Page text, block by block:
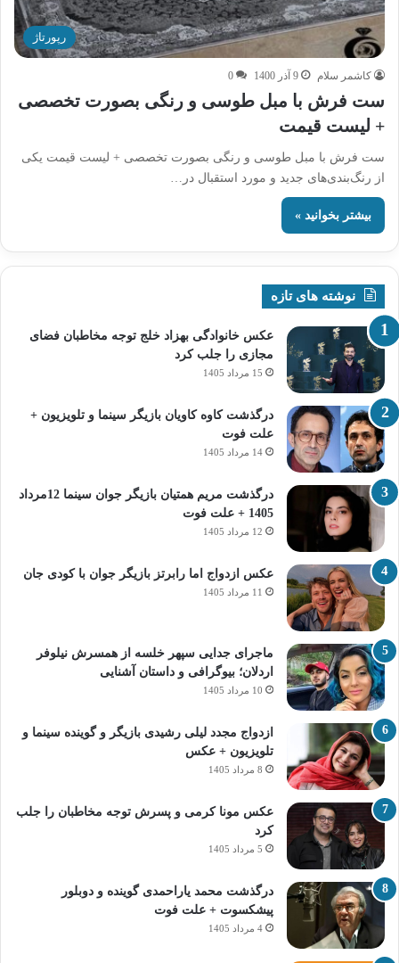
رپورتاژ
کاشمر سلام 9 آذر 1400 0
ست فرش با مبل طوسی و رنگی بصورت تخصصی
+ لیست قیمت
ست فرش با مبل طوسی و رنگی بصورت تخصصی + لیست قیمت یکی
از رنگ‌بندی‌های جدید و مورد استقبال در…
بیشتر بخوانید »
نوشته های تازه
عکس خانوادگی بهزاد خلج توجه مخاطبان فضای
مجازی را جلب کرد
15 مرداد 1405
درگذشت کاوه کاویان بازیگر سینما و تلویزیون +
علت فوت
14 مرداد 1405
درگذشت مریم همتیان بازیگر جوان سینما 12مرداد
1405 + علت فوت
12 مرداد 1405
عکس ازدواج اما رابرتز بازیگر جوان با کودی جان
11 مرداد 1405
ماجرای جدایی سپهر خلسه از همسرش نیلوفر
اردلان؛ بیوگرافی و داستان آشنایی
10 مرداد 1405
ازدواج مجدد لیلی رشیدی بازیگر و گوینده سینما و
تلویزیون + عکس
8 مرداد 1405
عکس مونا کرمی و پسرش توجه مخاطبان را جلب
کرد
5 مرداد 1405
درگذشت محمد یاراحمدی گوینده و دوبلور
پیشکسوت + علت فوت
4 مرداد 1405